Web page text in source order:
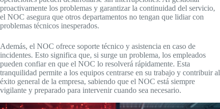
proactivamente los problemas y garantizar la continuidad del servicio,
el NOC asegura que otros departamentos no tengan que lidiar con
problemas técnicos inesperados.
Además, el NOC ofrece soporte técnico y asistencia en caso de
incidentes. Esto significa que, si surge un problema, los empleados
pueden confiar en que el NOC lo resolverá rápidamente. Esta
tranquilidad permite a los equipos centrarse en su trabajo y contribuir al
éxito general de la empresa, sabiendo que el NOC está siempre
vigilante y preparado para intervenir cuando sea necesario.